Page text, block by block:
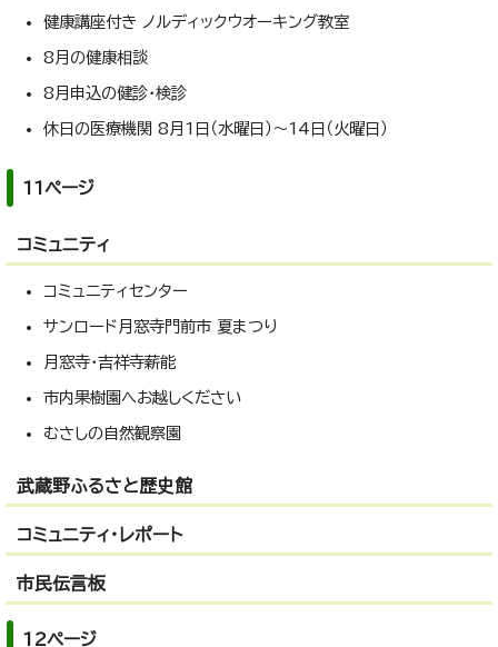
健康講座付き ノルディックウオーキング教室
8月の健康相談
8月申込の健診・検診
休日の医療機関 8月1日（水曜日）～14日（火曜日）
11ページ
コミュニティ
コミュニティセンター
サンロード月窓寺門前市 夏まつり
月窓寺・吉祥寺薪能
市内果樹園へお越しください
むさしの自然観察園
武蔵野ふるさと歴史館
コミュニティ・レポート
市民伝言板
12ページ